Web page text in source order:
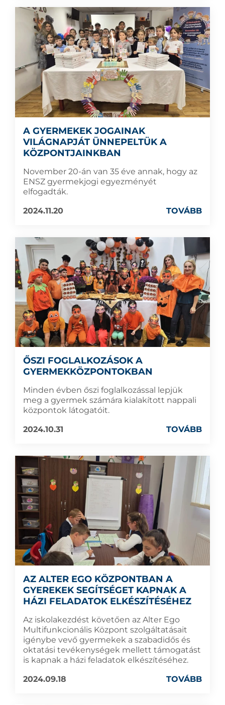
A GYERMEKEK JOGAINAK
VILÁGNAPJÁT ÜNNEPELTÜK A
KÖZPONTJAINKBAN
November 20-án van 35 éve annak, hogy az
ENSZ gyermekjogi egyezményét
elfogadták.
2024.11.20
TOVÁBB
ŐSZI FOGLALKOZÁSOK A
GYERMEKKÖZPONTOKBAN
Minden évben őszi foglalkozással lepjük
meg a gyermek számára kialakított nappali
központok látogatóit.
2024.10.31
TOVÁBB
AZ ALTER EGO KÖZPONTBAN A
GYEREKEK SEGÍTSÉGET KAPNAK A
HÁZI FELADATOK ELKÉSZÍTÉSÉHEZ
Az iskolakezdést követően az Alter Ego
Multifunkcionális Központ szolgáltatásait
igénybe vevő gyermekek a szabadidős és
oktatási tevékenységek mellett támogatást
is kapnak a házi feladatok elkészítéséhez.
2024.09.18
TOVÁBB